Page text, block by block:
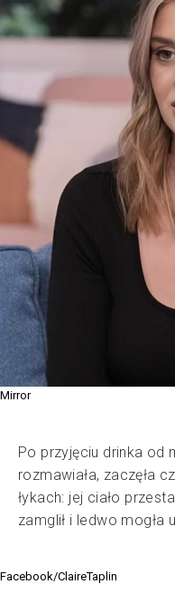
Mirror
Po przyjęciu drinka od
rozmawiała, zaczęła
łykach: jej ciało
zamglił i ledwo mogła
Facebook/ClaireTaplin